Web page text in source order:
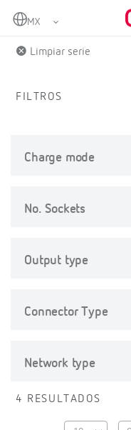
Home
Limpiar serie
FILTROS
Charge mode
No. Sockets
Output type
Connector Type
Network type
4 RESULTADOS